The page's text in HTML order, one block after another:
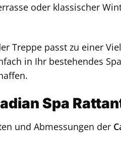
oder klassischer
Treppe passt zu einer
in Ihr bestehendes
Spa
und Abmessungen der